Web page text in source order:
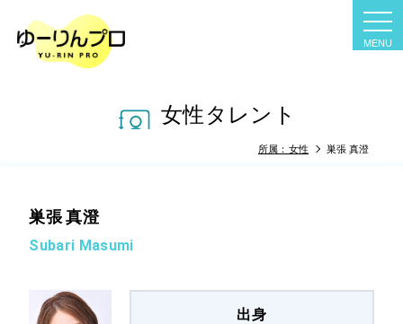
女性タレント
所属：女性 巣張 真澄
巣張 真澄
Subari Masumi
出身